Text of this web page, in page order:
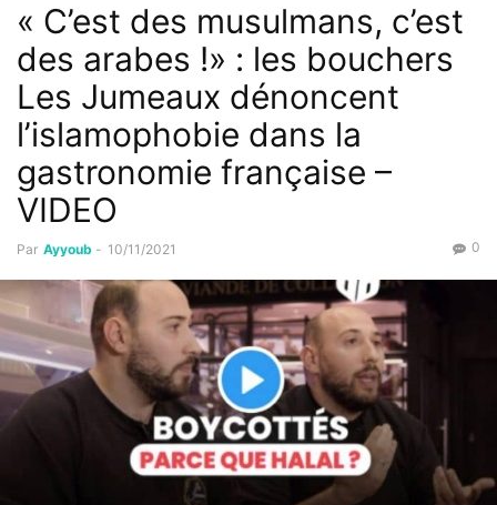
« C’est des musulmans, c’est
des arabes !» : les bouchers
Les Jumeaux dénoncent
l’islamophobie dans la
gastronomie française –
VIDEO
Par Ayyoub - 10/11/2021 0